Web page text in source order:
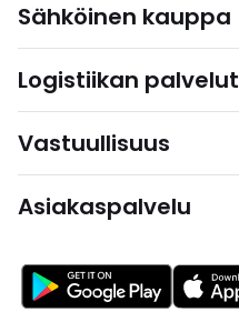
Sähköinen kauppa
Logistiikan palvelut
Vastuullisuus
Asiakaspalvelu